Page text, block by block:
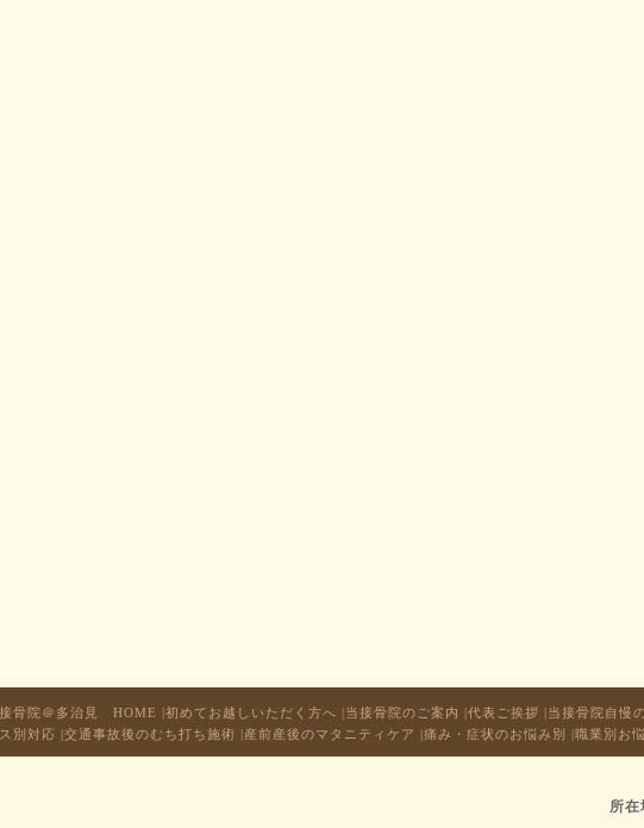
骨院＠多治見 HOME |初めてお越しいただく方へ |当接骨院のご案内 |代表ご挨拶 |当接骨院自慢
別対応 |交通事故後のむち打ち施術 |産前産後のマタニティケア |痛み・症状のお悩み別 |職業別お
所在